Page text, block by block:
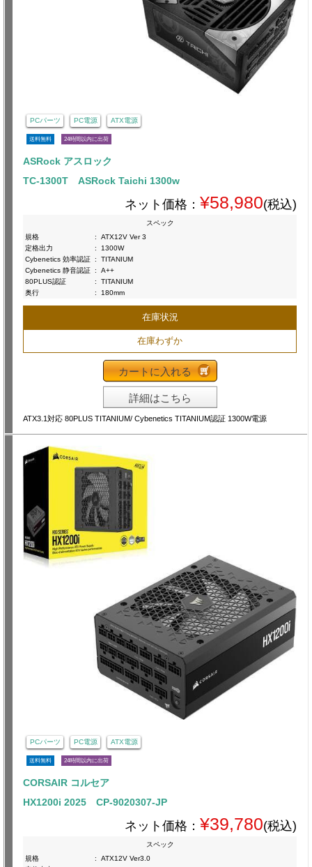
PCパーツ PC電源 ATX電源
送料無料 24時間以内に出荷
ASRock アスロック
TC-1300T ASRock Taichi 1300w
ネット価格： ¥58,980(税込)
スペック
規格
:
ATX12V Ver 3
定格出力
:
1300W
Cybenetics 効率認証 :
TITANIUM
Cybenetics 静音認証 :
A++
80PLUS認証
:
TITANIUM
奥行
: 180mm
在庫状況
在庫わずか
カートに入れる
詳細はこちら
ATX3.1対応 80PLUS TITANIUM/ Cybenetics TITANIUM認証 1300W電源
PCパーツ PC電源 ATX電源
送料無料 24時間以内に出荷
CORSAIR コルセア
HX1200i 2025 CP-9020307-JP
ネット価格： ¥39,780(税込)
スペック
規格
:
ATX12V Ver3.0